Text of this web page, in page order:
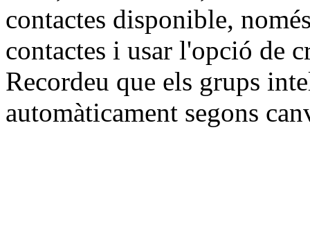
contactes disponible,
contactes i usar l'opció de
Recordeu que els grups
automàticament segons